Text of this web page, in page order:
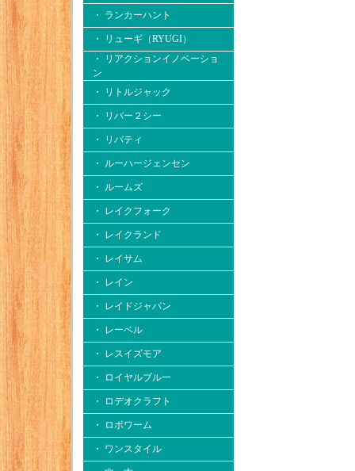
・ ランカーハント
・ リューギ（RYUGI）
・ リアクションイノベーショ
ン
・ リトルジャック
・ リバー２シー
・ リバティ
・ ルーハージェンセン
・ ルームズ
・ レイクフォーク
・ レイクランド
・ レイサム
・ レイン
・ レイドジャパン
・ レーベル
・ レスイズモア
・ ロイヤルブルー
・ ロデオクラフト
・ ロボワーム
・ ワンスタイル